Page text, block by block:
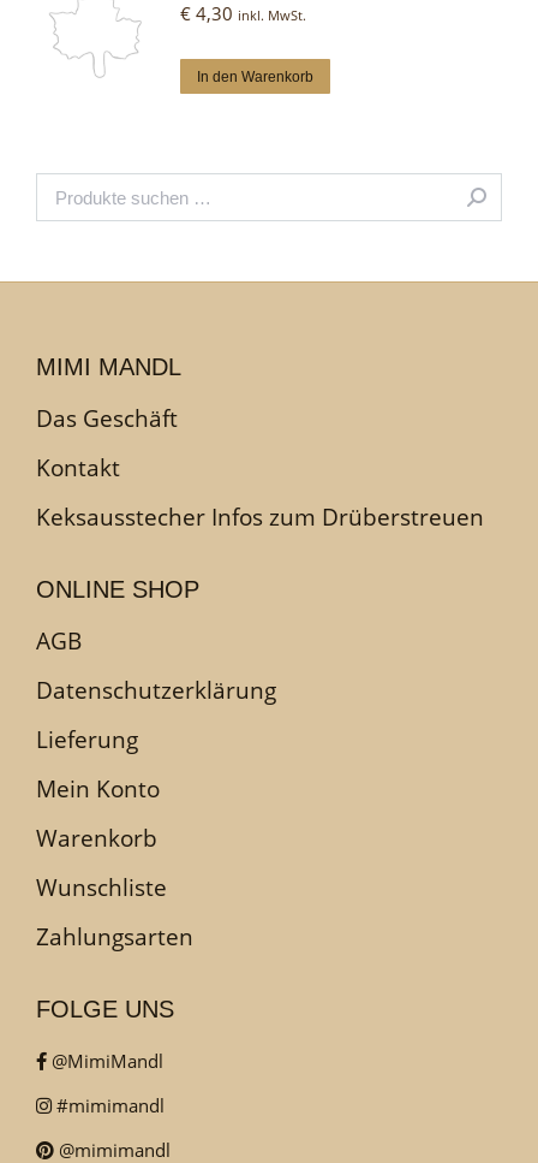
€ 4,30 inkl. MwSt.
In den Warenkorb
MIMI MANDL
Das Geschäft
Kontakt
Keksausstecher Infos zum Drüberstreuen
ONLINE SHOP
AGB
Datenschutzerklärung
Lieferung
Mein Konto
Warenkorb
Wunschliste
Zahlungsarten
FOLGE UNS
@MimiMandl
#mimimandl
@mimimandl